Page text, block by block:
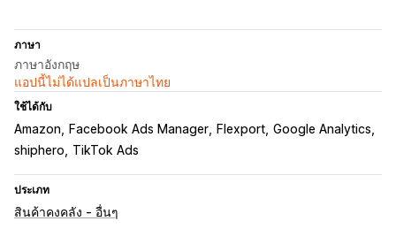
ภาษา
ภาษาอังกฤษ
แอปนี้ไม่ได้แปลเป็นภาษาไทย
ใช้ได้กับ
Amazon Facebook Ads Manager Flexport Google Analytics
shiphero
TikTok Ads
ประเภท
สินค้าคงคลัง - อื่นๆ